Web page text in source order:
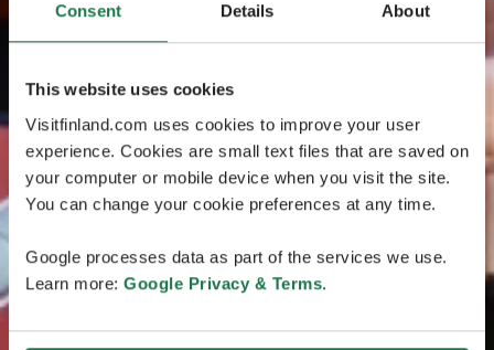
Consent Details About
This website uses cookies
Visitfinland.com uses cookies to improve your user
experience. Cookies are small text files that are saved on
your computer or mobile device when you visit the site.
You can change your cookie preferences at any time.
Google processes data as part of the services we use.
Learn more: Google Privacy & Terms.